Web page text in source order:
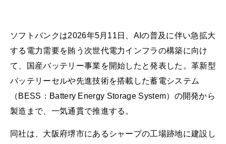
ソフトバンクは2026年5月11日、AIの普及に伴い急拡大
する電力需要を賄う次世代電力インフラの構築に向け
て、国産バッテリー事業を開始したと発表した。革新型
バッテリーセルや先進技術を搭載した蓄電システム
（BESS：Battery Energy Storage System）の開発から
製造まで、一気通貫で推進する。
同社は、大阪府堺市にあるシャープの工場跡地に建設し